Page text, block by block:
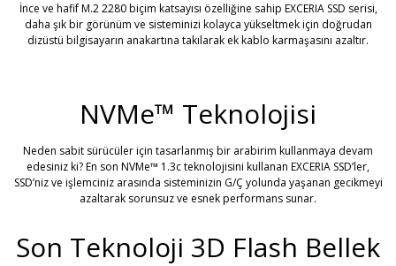
İnce ve hafif M.2 2280 biçim katsayısı özelliğine sahip EXCERIA SSD serisi,
daha şık bir görünüm ve sisteminizi kolayca yükseltmek için doğrudan
dizüstü bilgisayarın anakartına takılarak ek kablo karmaşasını azaltır.
NVMe™ Teknolojisi
Neden sabit sürücüler için tasarlanmış bir arabirim kullanmaya devam
edesiniz ki? En son NVMe™ 1.3c teknolojisini kullanan EXCERIA SSD’ler,
SSD’niz ve işlemciniz arasında sisteminizin G/Ç yolunda yaşanan gecikmeyi
azaltarak sorunsuz ve esnek performans sunar.
Son Teknoloji 3D Flash Bellek